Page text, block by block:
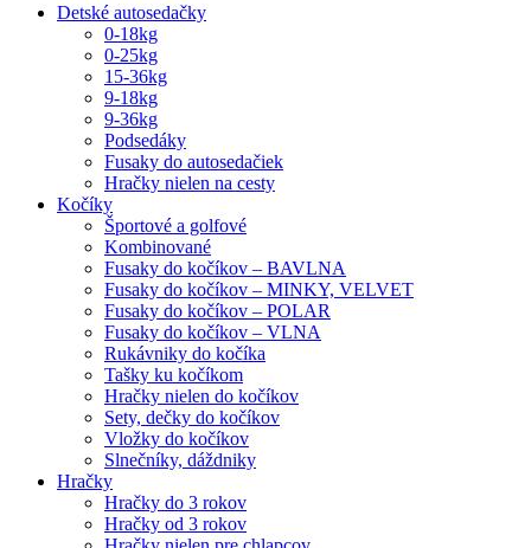
Detské autosedačky
0-18kg
0-25kg
15-36kg
9-18kg
9-36kg
Podsedáky
Fusaky do autosedačiek
Hračky nielen na cesty
Kočíky
Športové a golfové
Kombinované
Fusaky do kočíkov – BAVLNA
Fusaky do kočíkov – MINKY, VELVET
Fusaky do kočíkov – POLAR
Fusaky do kočíkov – VLNA
Rukávniky do kočíka
Tašky ku kočíkom
Hračky nielen do kočíkov
Sety, dečky do kočíkov
Vložky do kočíkov
Slnečníky, dáždniky
Hračky
Hračky do 3 rokov
Hračky od 3 rokov